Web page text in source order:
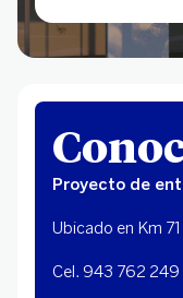
Proyecto de
Ubicado en Km
Cel. 943 762 249